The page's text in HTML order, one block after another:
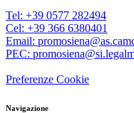
Tel: +39 0577 282494
Cel: +39 366 6380401
Email:
PEC:
Preferenze Cookie
Navigazione